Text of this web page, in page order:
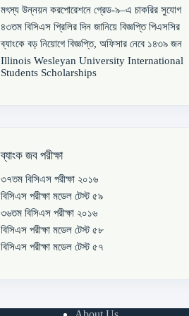
মৎস্য উন্নয়ন করপোরেশনে গ্রেড-৯–এ চাকরির সুযোগ
৪৩তম বিসিএস প্রিলির দিন জানিয়ে বিজ্ঞপ্তি পিএসসির
ব্যাংকে বড় নিয়োগে বিজ্ঞপ্তি, অফিসার নেবে ১৪৩৯ জন
Illinois Wesleyan University International
Students Scholarships
ব্যাংক জব পরীক্ষা
৩৭তম বিসিএস পরীক্ষা ২০১৬
বিসিএস পরীক্ষা মডেল টেস্ট ৫৯
৩৬তম বিসিএস পরীক্ষা ২০১৬
বিসিএস পরীক্ষা মডেল টেস্ট ৫৮
বিসিএস পরীক্ষা মডেল টেস্ট ৫৭